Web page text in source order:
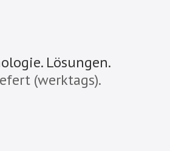
Lösungen.
(werktags).